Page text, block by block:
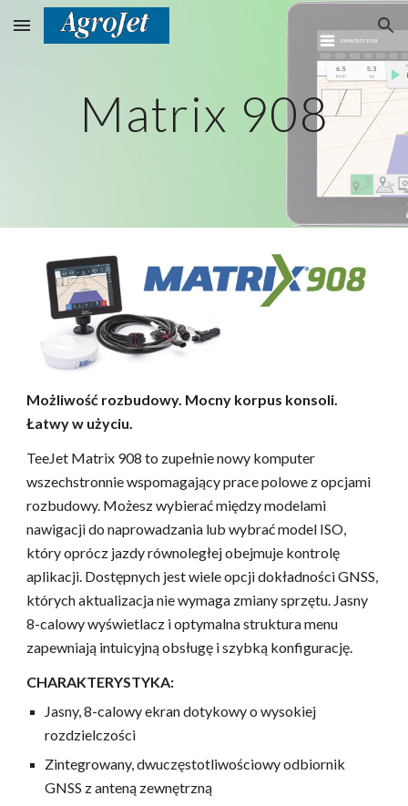
Skip to main content Skip to navigation
Matrix 908
Możliwość rozbudowy. Mocny korpus konsoli.
Łatwy w użyciu.
TeeJet Matrix 908 to zupełnie nowy komputer
wszechstronnie wspomagający prace polowe z opcjami
rozbudowy. Możesz wybierać między modelami
nawigacji do naprowadzania lub wybrać model ISO,
który oprócz jazdy równoległej obejmuje kontrolę
aplikacji. Dostępnych jest wiele opcji dokładności GNSS,
których aktualizacja nie wymaga zmiany sprzętu. Jasny
8-calowy wyświetlacz i optymalna struktura menu
zapewniają intuicyjną obsługę i szybką konfigurację.
CHARAKTERYSTYKA:
Jasny, 8-calowy ekran dotykowy o wysokiej
rozdzielczości
Zintegrowany, dwuczęstotliwościowy odbiornik
GNSS z anteną zewnętrzną